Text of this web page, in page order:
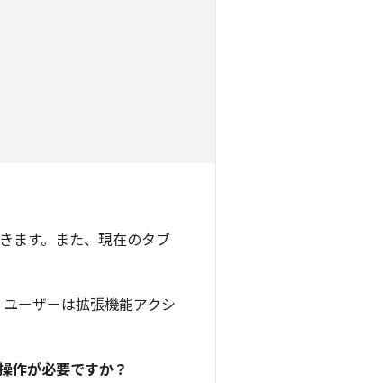
ます。
また、現在のタブ
ーザーは拡張機能アクシ
作が必要ですか？